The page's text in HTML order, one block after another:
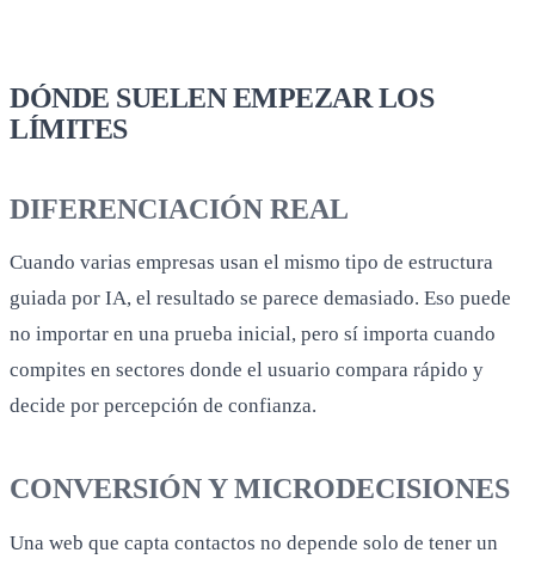
DÓNDE SUELEN EMPEZAR LOS
LÍMITES
DIFERENCIACIÓN REAL
Cuando varias empresas usan el mismo tipo de estructura
guiada por IA, el resultado se parece demasiado. Eso puede
no importar en una prueba inicial, pero sí importa cuando
compites en sectores donde el usuario compara rápido y
decide por percepción de confianza.
CONVERSIÓN Y MICRODECISIONES
Una web que capta contactos no depende solo de tener un